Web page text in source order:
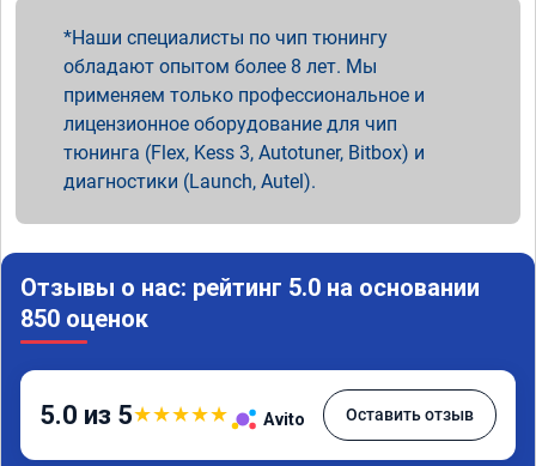
Наши специалисты по чип тюнингу
обладают опытом более 8 лет. Мы
применяем только профессиональное и
лицензионное оборудование для чип
тюнинга (Flex, Kess 3, Autotuner, Bitbox) и
диагностики (Launch, Autel).
Отзывы о нас: рейтинг 5.0 на основании
850 оценок
5.0 из 5★★★★★ Avito Оставить отзыв